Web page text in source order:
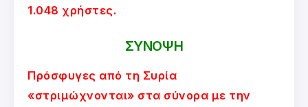
1.048 χρήστες.
ΣΥΝΟΨΗ
Πρόσφυγες από τη Συρία
«στριμώχνονται» στα σύνορα με την